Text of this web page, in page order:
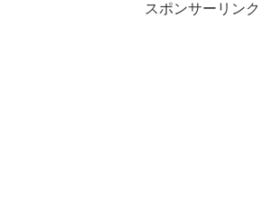
スポンサーリンク